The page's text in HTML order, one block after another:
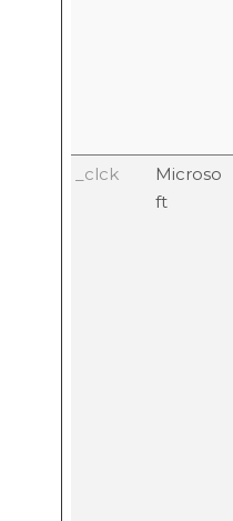
_clck
Microso
ft